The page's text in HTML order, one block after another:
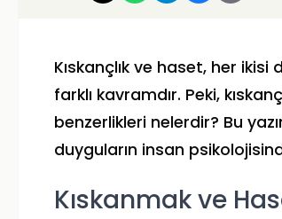
Kıskançlık ve haset, her
farklı kavramdır. Peki,
benzerlikleri nelerdir? Bu
duyguların insan
Kıskanmak ve